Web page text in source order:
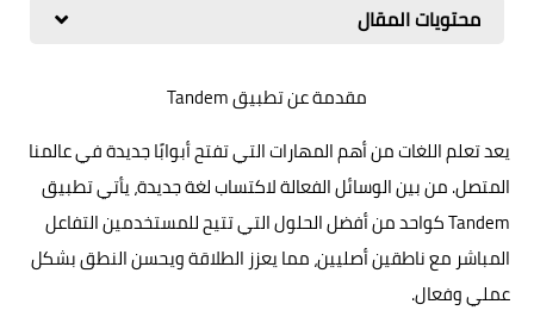
محتويات المقال
مقدمة عن تطبيق Tandem
يعد تعلم اللغات من أهم المهارات التي تفتح أبوابًا جديدة في عالمنا
المتصل. من بين الوسائل الفعالة لاكتساب لغة جديدة، يأتي تطبيق
Tandem كواحد من أفضل الحلول التي تتيح للمستخدمين التفاعل
المباشر مع ناطقين أصليين، مما يعزز الطلاقة ويحسن النطق بشكل
عملي وفعال.